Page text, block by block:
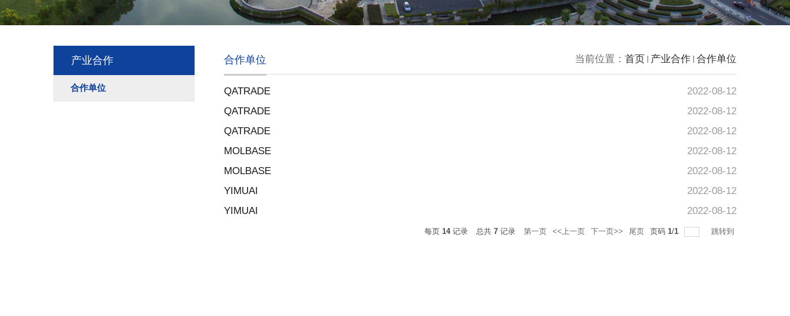
产业合作
合作单位
当前位置：首页 产业合作 合作单位
合作单位
QATRADE
2022-08-12
QATRADE
2022-08-12
QATRADE
2022-08-12
MOLBASE
2022-08-12
MOLBASE
2022-08-12
YIMUAI
2022-08-12
YIMUAI
2022-08-12
每页14记录 总共7 记录 第一页 <<上一页 下一页>> 尾页 页码1/1 跳转到